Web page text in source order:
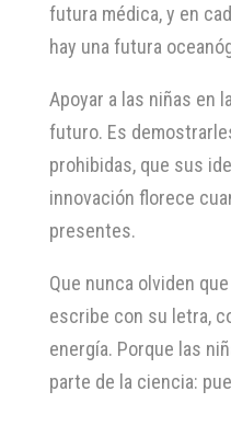
futura médica, y en
hay una futura
Apoyar a las niñas en
futuro. Es
prohibidas, que sus
innovación florece
presentes.
Que nunca olviden
escribe con su letra,
energía. Porque las
parte de la ciencia: